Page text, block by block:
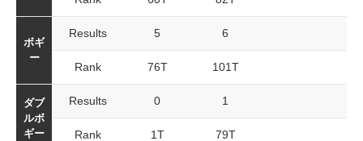
ボギ
ー
Results 5 6
Rank 76T 101T
ダブ
ルボ
ギー
Results 0 1
Rank 1T 79T